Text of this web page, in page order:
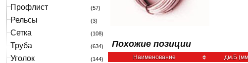
Профлист (57)
Рельсы (3)
Сетка (108)
Труба (634)
Уголок (144)
Похожие позиции
Наименование дм.Б